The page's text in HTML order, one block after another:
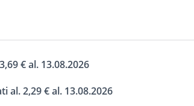
€ al. 13.08.2026
al. 2,29 € al. 13.08.2026